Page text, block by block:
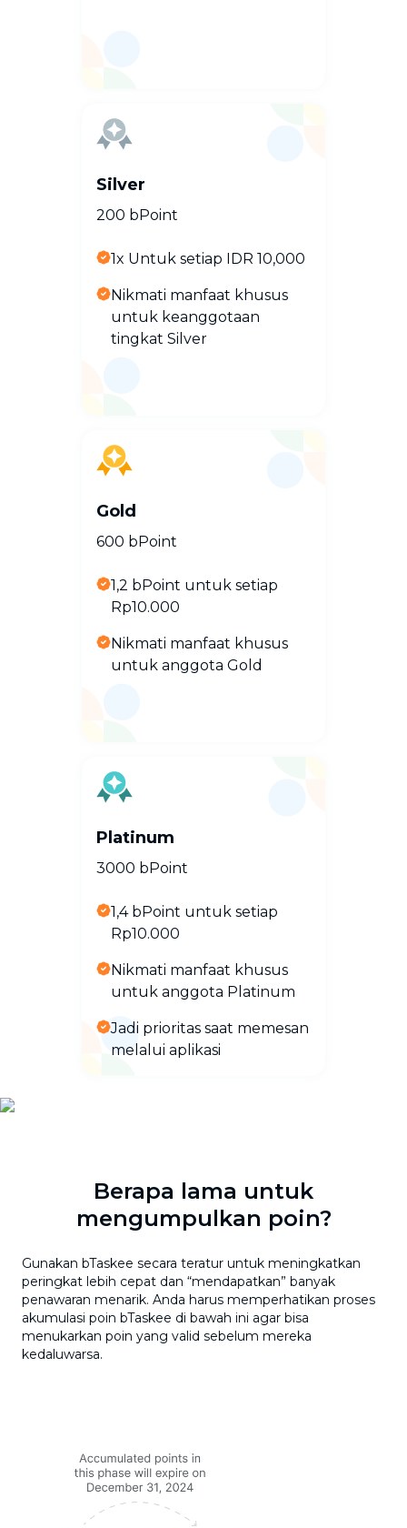
Silver
200 bPoint
1x Untuk setiap IDR 10,000
Nikmati manfaat khusus
untuk keanggotaan
tingkat Silver
Gold
600 bPoint
1,2 bPoint untuk setiap
Rp10.000
Nikmati manfaat khusus
untuk anggota Gold
Platinum
3000 bPoint
1,4 bPoint untuk setiap
Rp10.000
Nikmati manfaat khusus
untuk anggota Platinum
Jadi prioritas saat memesan
melalui aplikasi
Berapa lama untuk
mengumpulkan poin?
Gunakan bTaskee secara teratur untuk meningkatkan
peringkat lebih cepat dan “mendapatkan” banyak
penawaran menarik. Anda harus memperhatikan proses
akumulasi poin bTaskee di bawah ini agar bisa
menukarkan poin yang valid sebelum mereka
kedaluwarsa.